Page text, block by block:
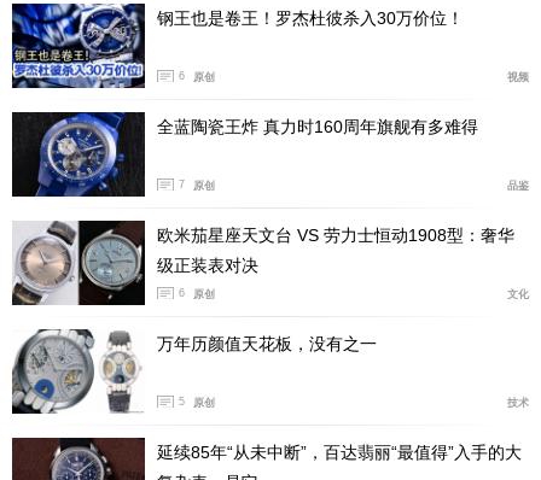
钢王也是卷王！罗杰杜彼杀入30万价位！
6 原创 视频
全蓝陶瓷王炸 真力时160周年旗舰有多难得
7 原创 品鉴
欧米茄星座天文台 VS 劳力士恒动1908型：奢华
级正装表对决
6 原创 文化
万年历颜值天花板，没有之一
5 原创 技术
延续85年“从未中断”，百达翡丽“最值得”入手的大